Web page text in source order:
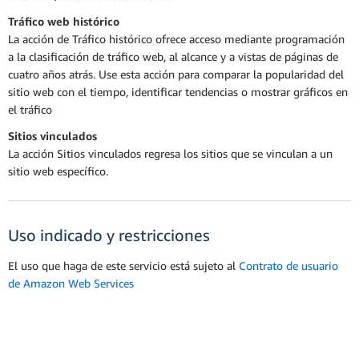
Tráfico web histórico
La acción de Tráfico histórico ofrece acceso mediante programación
a la clasificación de tráfico web, al alcance y a vistas de páginas de
cuatro años atrás. Use esta acción para comparar la popularidad del
sitio web con el tiempo, identificar tendencias o mostrar gráficos en
el tráfico
Sitios vinculados
La acción Sitios vinculados regresa los sitios que se vinculan a un
sitio web específico.
Uso indicado y restricciones
El uso que haga de este servicio está sujeto al Contrato de usuario
de Amazon Web Services